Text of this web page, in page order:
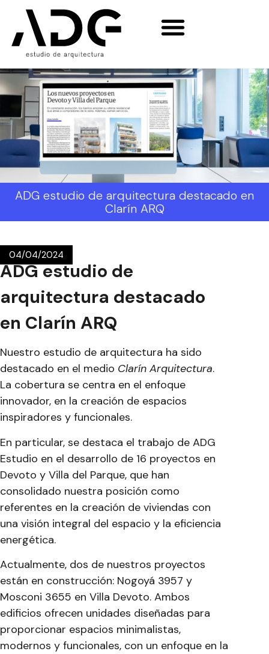
ADG estudio de arquitectura destacado en
Clarín ARQ
04/04/2024
ADG estudio de
arquitectura destacado
en Clarín ARQ
Nuestro estudio de arquitectura ha sido
destacado en el medio Clarín Arquitectura.
La cobertura se centra en el enfoque
innovador, en la creación de espacios
inspiradores y funcionales.
En particular, se destaca el trabajo de ADG
Estudio en el desarrollo de 16 proyectos en
Devoto y Villa del Parque, que han
consolidado nuestra posición como
referentes en la creación de viviendas con
una visión integral del espacio y la eficiencia
energética.
Actualmente, dos de nuestros proyectos
están en construcción: Nogoyá 3957 y
Mosconi 3655 en Villa Devoto. Ambos
edificios ofrecen unidades diseñadas para
proporcionar espacios minimalistas,
modernos y funcionales, con un enfoque en la